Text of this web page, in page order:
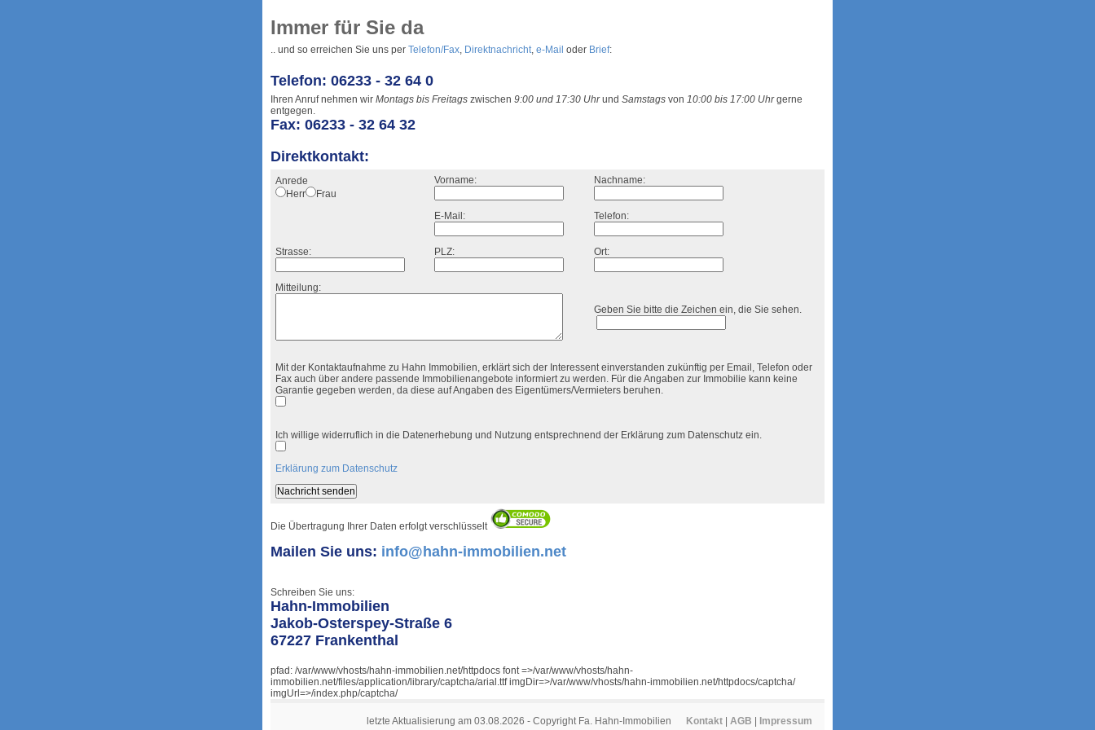
Immer für Sie da
.. und so erreichen Sie uns per Telefon/Fax, Direktnachricht, e-Mail oder Brief:
Telefon: 06233 - 32 64 0
Ihren Anruf nehmen wir Montags bis Freitags zwischen 9:00 und 17:30 Uhrund Samstags von 10:00 bis 17:00 Uhrgerne
entgegen.
Fax: 06233 - 32 64 32
Direktkontakt:
Anrede
Herr
Frau
Vorname: Nachname:
E-Mail: Telefon:
Strasse: PLZ: Ort:
Mitteilung:
Geben Sie bitte die Zeichen ein, die Sie sehen.
Mit der Kontaktaufnahme zu Hahn Immobilien, erklärt sich der Interessent einverstanden zukünftig per Email, Telefon oder
Fax auch über andere passende Immobilienangebote informiert zu werden. Für die Angaben zur Immobilie kann keine
Garantie gegeben werden, da diese auf Angaben des Eigentümers/Vermieters beruhen.
Ich willige widerruflich in die Datenerhebung und Nutzung entsprechnend der Erklärung zum Datenschutz ein.
Erklärung zum Datenschutz
Die Übertragung Ihrer Daten erfolgt verschlüsselt
Mailen Sie uns: info@hahn-immobilien.net
Schreiben Sie uns:
Hahn-Immobilien
Jakob-Osterspey-Straße 6
67227 Frankenthal
pfad: /var/www/vhosts/hahn-immobilien.net/httpdocs font =>/var/www/vhosts/hahn-
immobilien.net/files/application/library/captcha/arial.ttf imgDir=>/var/www/vhosts/hahn-immobilien.net/httpdocs/captcha/
imgUrl=>/index.php/captcha/
letzte Aktualisierung am 03.08.2026 - Copyright Fa. Hahn-Immobilien Kontakt | AGB | Impressum